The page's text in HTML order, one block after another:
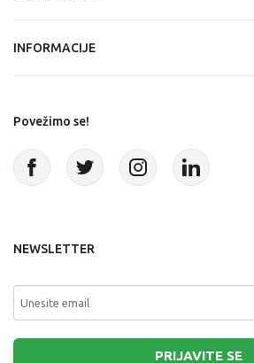
INFORMACIJE
Povežimo se!
NEWSLETTER
PRIJAVITE SE